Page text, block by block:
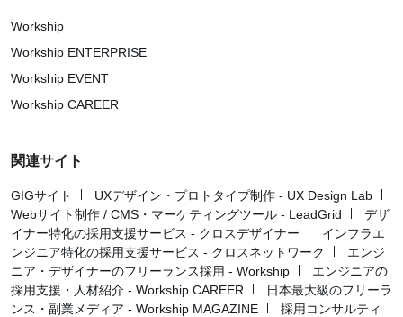
Workship
Workship ENTERPRISE
Workship EVENT
Workship CAREER
関連サイト
GIGサイト
UXデザイン・プロトタイプ制作 - UX Design Lab
Webサイト制作 / CMS・マーケティングツール - LeadGrid
デザ
イナー特化の採用支援サービス - クロスデザイナー
インフラエ
ンジニア特化の採用支援サービス - クロスネットワーク
エンジ
ニア・デザイナーのフリーランス採用 - Workship
エンジニアの
採用支援・人材紹介 - Workship CAREER
日本最大級のフリーラ
ンス・副業メディア - Workship MAGAZINE
採用コンサルティ